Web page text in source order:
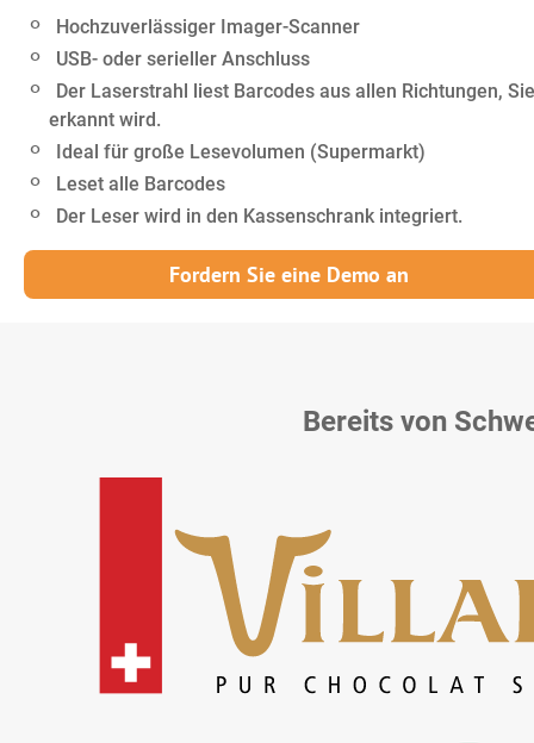
Hochzuverlässiger Imager-Scanner
USB- oder serieller Anschluss
Der Laserstrahl liest Barcodes aus allen Richtungen,
erkannt wird.
Ideal für große Lesevolumen (Supermarkt)
Leset alle Barcodes
Der Leser wird in den Kassenschrank integriert.
Fordern Sie eine Demo an
Bereits von